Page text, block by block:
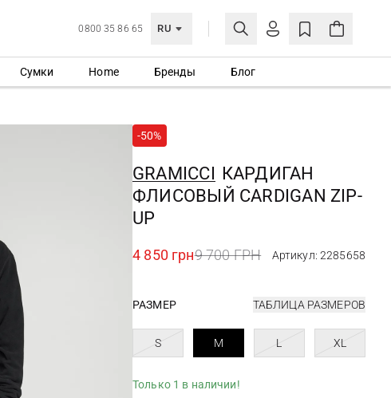
0800 35 86 65 RU
ЛИЧНЫЙ КАБИНЕТ
СОЗДАТЬ УЧЕТНУЮ ЗАПИСЬ
Сумки Home Бренды Блог
-50%
GRAMICCI КАРДИГАН
ФЛИСОВЫЙ CARDIGAN ZIP-
UP
4 850 грн9 700 ГРН Артикул: 2285658
РАЗМЕР ТАБЛИЦА РАЗМЕРОВ
S M L XL
Только 1 в наличии!